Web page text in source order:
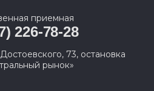
приемная
226-78-28
73, остановка
рынок»